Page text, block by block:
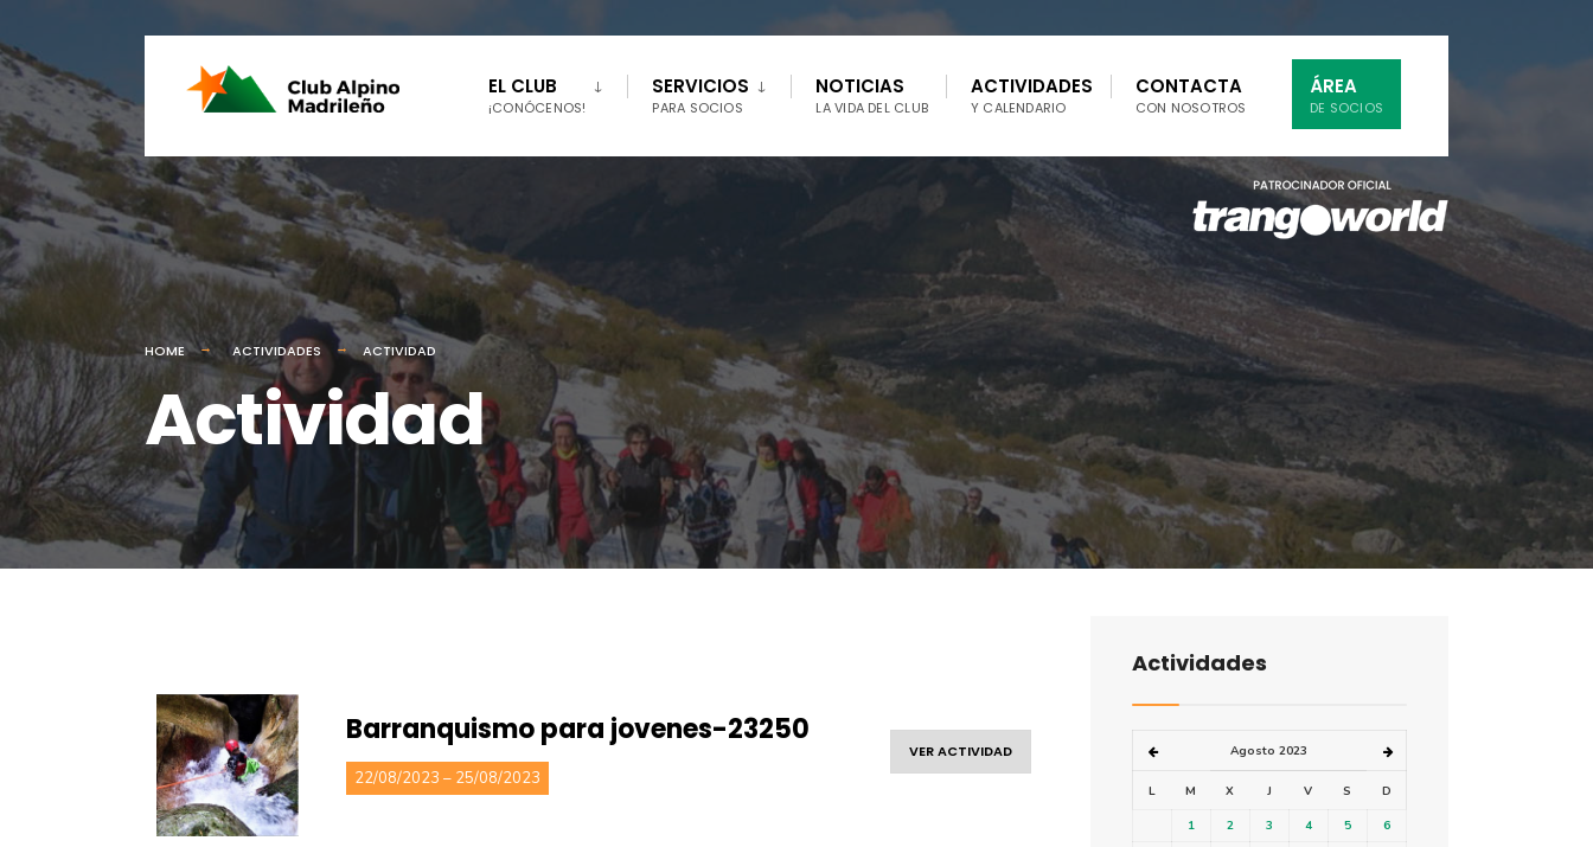
EL CLUB
¡CONÓCENOS!
SERVICIOS
PARA SOCIOS
NOTICIAS
LA VIDA DEL CLUB
ACTIVIDADES
Y CALENDARIO
CONTACTA
CON NOSOTROS
ÁREA
DE SOCIOS
HOME ACTIVIDADES ACTIVIDAD
Actividad
VER ACTIVIDAD
Barranquismo para jovenes-23250
22/08/2023 – 25/08/2023
Actividades
Agosto 2023
L M X J V S D
1 2 3 4 5
6